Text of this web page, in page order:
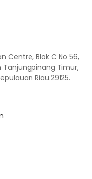
Centre, Blok C No 56,
Tanjungpinang Timur,
Riau.29125.